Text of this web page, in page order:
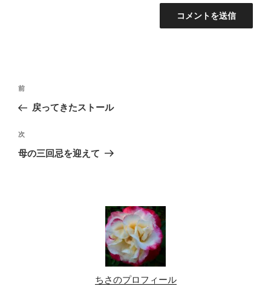
投
ナ
ビ
ゲ
前
の
稿
前
戻ってきたストール
次
の
次
母の三回忌を迎えて
ちさのプロフィール